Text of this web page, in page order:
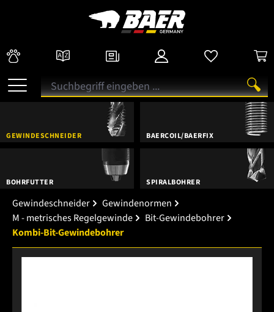
GEWINDESCHNEIDER BAERCOIL/BAERFIX
BOHRFUTTER SPIRALBOHRER
Gewindeschneider
Gewindenormen
M - metrisches Regelgewinde
Bit-Gewindebohrer
Kombi-Bit-Gewindebohrer